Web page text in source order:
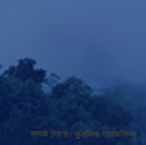
सम्पर्क ठेगाना : फुङलिङ नगरपालिका